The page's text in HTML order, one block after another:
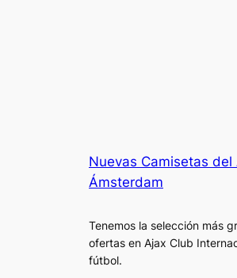
Nuevas Camisetas del
Ámsterdam
Tenemos la selección más
ofertas en Ajax Club
fútbol.